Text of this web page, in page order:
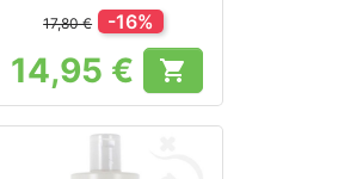
17,80 € -16%
Prix
14,95 € 